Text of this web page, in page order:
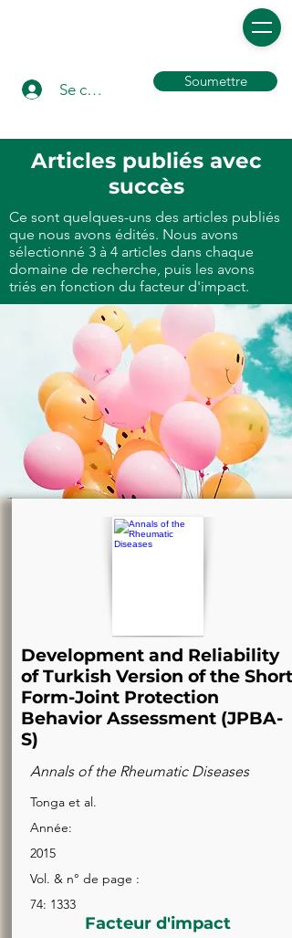
Se connecter Soumettre
Articles publiés avec
succès
Ce sont quelques-uns des articles publiés
que nous avons édités. Nous avons
sélectionné 3 à 4 articles dans chaque
domaine de recherche, puis les avons
triés en fonction du facteur d'impact.
Development and Reliability
of Turkish Version of the Short
Form-Joint Protection
Behavior Assessment (JPBA-
S)
Annals of the Rheumatic Diseases
Tonga et al.
Année:
2015
Vol. & n° de page :
74: 1333
Facteur d'impact